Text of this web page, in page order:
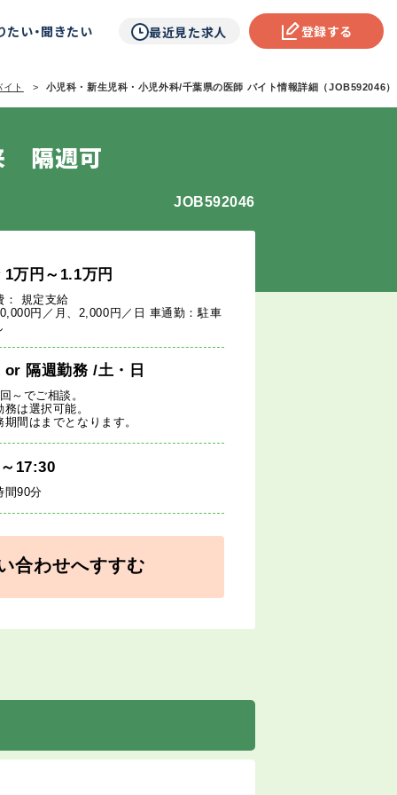
たい・聞きたい 最近見た求人 登録する
ト 小児科・新生児科・小児外科/千葉県の医師 バイト情報詳細（JOB592046）
隔週可
JOB592046
1万円 ～1.1万円
： 規定支給
円／月、2,000円／日 車通勤：駐車
or 隔週勤務 /土・日
～でご相談。
務は選択可能。
間はまでとなります。
17:30
間90分
合わせへすすむ